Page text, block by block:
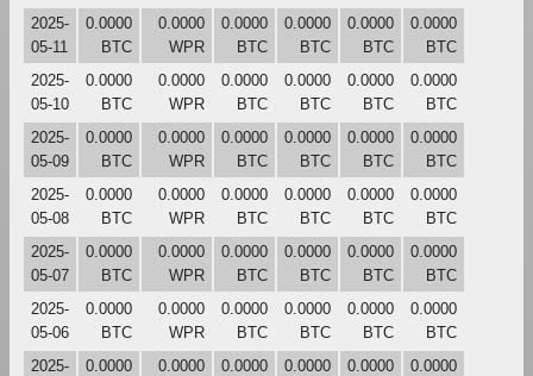
2025-
05-11
0.0000
BTC
0.0000
WPR
0.0000
BTC
0.0000
BTC
0.0000
BTC
0.0000
BTC
2025-
05-10
0.0000
BTC
0.0000
WPR
0.0000
BTC
0.0000
BTC
0.0000
BTC
0.0000
BTC
2025-
05-09
0.0000
BTC
0.0000
WPR
0.0000
BTC
0.0000
BTC
0.0000
BTC
0.0000
BTC
2025-
05-08
0.0000
BTC
0.0000
WPR
0.0000
BTC
0.0000
BTC
0.0000
BTC
0.0000
BTC
2025-
05-07
0.0000
BTC
0.0000
WPR
0.0000
BTC
0.0000
BTC
0.0000
BTC
0.0000
BTC
2025-
05-06
0.0000
BTC
0.0000
WPR
0.0000
BTC
0.0000
BTC
0.0000
BTC
0.0000
BTC
2025-
0.0000
0.0000
0.0000
0.0000
0.0000
0.0000